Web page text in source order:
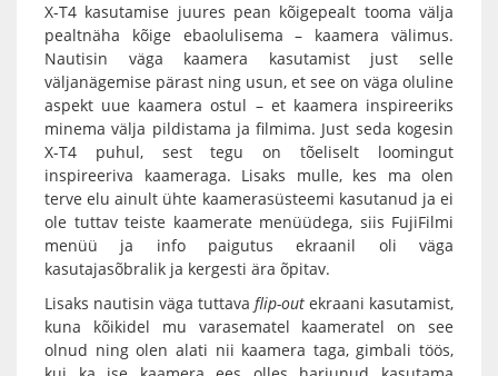
X-T4 kasutamise juures pean kõigepealt tooma välja
pealtnäha kõige ebaolulisema – kaamera välimus.
Nautisin väga kaamera kasutamist just selle
väljanägemise pärast ning usun, et see on väga oluline
aspekt uue kaamera ostul – et kaamera inspireeriks
minema välja pildistama ja filmima. Just seda kogesin
X-T4 puhul, sest tegu on tõeliselt loomingut
inspireeriva kaameraga. Lisaks mulle, kes ma olen
terve elu ainult ühte kaamerasüsteemi kasutanud ja ei
ole tuttav teiste kaamerate menüüdega, siis FujiFilmi
menüü ja info paigutus ekraanil oli väga
kasutajasõbralik ja kergesti ära õpitav.
Lisaks nautisin väga tuttava flip-out ekraani kasutamist,
kuna kõikidel mu varasematel kaameratel on see
olnud ning olen alati nii kaamera taga,gimbali töös,